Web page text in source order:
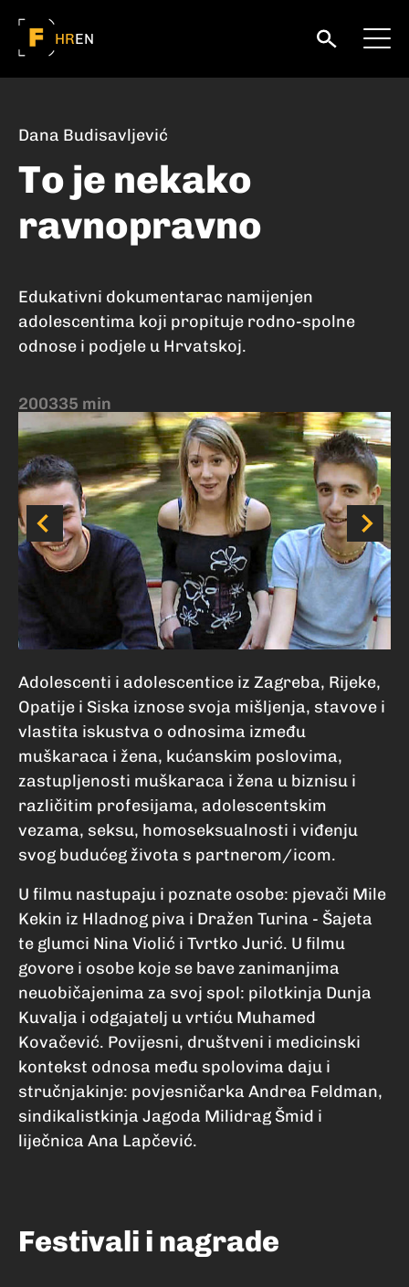
HREN
Dana Budisavljević
To je nekako
ravnopravno
Edukativni dokumentarac namijenjen
adolescentima koji propituje rodno-spolne
odnose i podjele u Hrvatskoj.
200335 min
Adolescenti i adolescentice iz Zagreba, Rijeke,
Opatije i Siska iznose svoja mišljenja, stavove i
vlastita iskustva o odnosima između
muškaraca i žena, kućanskim poslovima,
zastupljenosti muškaraca i žena u biznisu i
različitim profesijama, adolescentskim
vezama, seksu, homoseksualnosti i viđenju
svog budućeg života s partnerom/icom.
U filmu nastupaju i poznate osobe: pjevači Mile
Kekin iz Hladnog piva i Dražen Turina - Šajeta
te glumci Nina Violić i Tvrtko Jurić. U filmu
govore i osobe koje se bave zanimanjima
neuobičajenima za svoj spol: pilotkinja Dunja
Kuvalja i odgajatelj u vrtiću Muhamed
Kovačević. Povijesni, društveni i medicinski
kontekst odnosa među spolovima daju i
stručnjakinje: povjesničarka Andrea Feldman,
sindikalistkinja Jagoda Milidrag Šmid i
liječnica Ana Lapčević.
Festivali i nagrade